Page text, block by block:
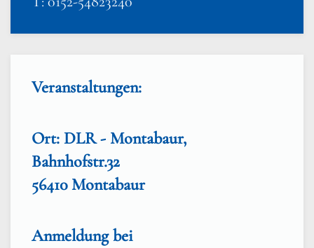
Veranstaltungen:
Ort: DLR - Montabaur,
Bahnhofstr.32
56410 Montabaur
Anmeldung bei